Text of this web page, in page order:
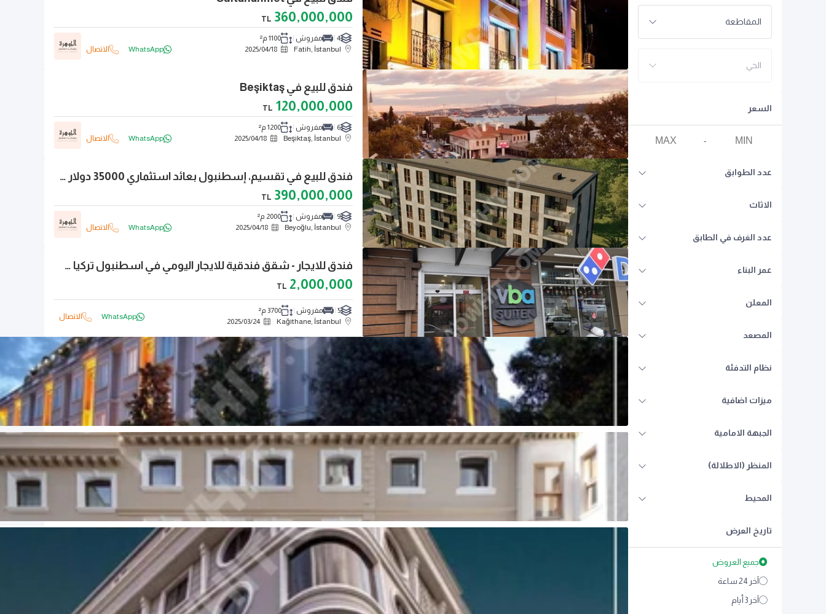
المقاطعة
الحي
السعر
-
عدد الطوابق
الاثاث
عدد الغرف في الطابق
عمر البناء
المعلن
المصعد
نظام التدفئة
ميزات اضافية
الجبهة الامامية
المنظر (الاطلالة)
المحيط
تاريخ العرض
جميع العروض
آخر 24 ساعة
آخر 3 أيام
360,000,000
TL
4 مفروش
1100 م²
Fatih, İstanbul
2025/04/18
WhatsApp الاتصال
فندق للبيع في Beşiktaş
120,000,000
TL
6 مفروش
1200 م²
Beşiktaş, İstanbul
2025/04/18
WhatsApp الاتصال
فندق للبيع في تقسيم، إسطنبول بعائد استثماري 35000 دولار شهريا
390,000,000
TL
9 مفروش
2000 م²
Beyoğlu, İstanbul
2025/04/18
WhatsApp الاتصال
فندق للايجار - شقق فندقية للايجار اليومي في اسطنبول تركيا شيشلي
2,000,000
TL
5 مفروش
3700 م²
Kağıthane, İstanbul
2025/03/24
WhatsApp الاتصال